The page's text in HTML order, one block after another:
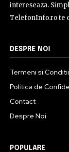
intereseaza.
TelefonInfo.ro te
DESPRE NOI
Termeni si Conditii
Politica de
Contact
Despre Noi
POPULARE